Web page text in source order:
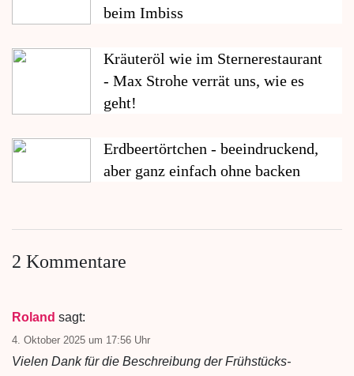
beim Imbiss
Kräuteröl wie im Sternerestaurant
- Max Strohe verrät uns, wie es
geht!
Erdbeertörtchen - beeindruckend,
aber ganz einfach ohne backen
2 Kommentare
Roland sagt:
4. Oktober 2025 um 17:56 Uhr
Vielen Dank für die Beschreibung der Frühstücks-